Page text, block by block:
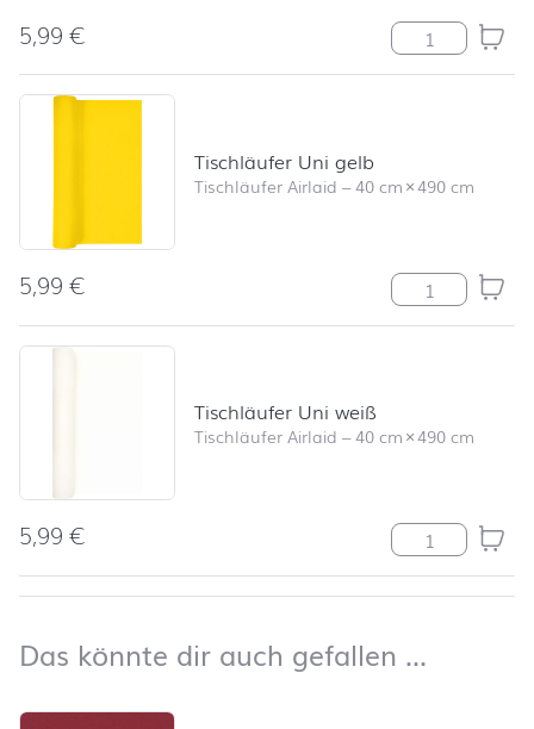
5,99€ Tischläufer
Tischläufer Uni gelb
Tischläufer Airlaid –40 cm×490 cm
5,99€ Tischläufer
Tischläufer Uni weiß
Tischläufer Airlaid –40 cm×490 cm
5,99€ Tischläufer Uni
Das könnte dir auch gefallen …
Produktliste überspringen und zum Filter springen